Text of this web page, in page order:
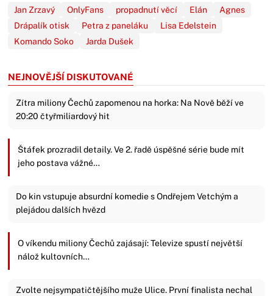
Jan Zrzavý OnlyFans propadnutí věcí Elán
Agnes
Drápalík otisk
Petra z paneláku
Lisa Edelstein
Komando Soko
Jarda Dušek
NEJNOVĚJŠÍ DISKUTOVANÉ
Zítra miliony Čechů zapomenou na horka: Na Nově běží ve
20:20 čtyřmiliardový hit
Štáfek prozradil detaily. Ve 2. řadě úspěšné série bude mít
jeho postava vážné…
Do kin vstupuje absurdní komedie s Ondřejem Vetchým a
plejádou dalších hvězd
O víkendu miliony Čechů zajásají: Televize spustí největší
nálož kultovních…
Zvolte nejsympatičtějšího muže Ulice. První finalista nechal